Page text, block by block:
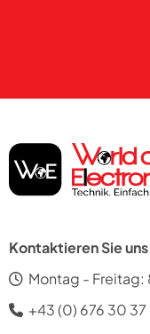
Kontaktieren Sie
Montag - Freitag:
+43 (0) 676 30